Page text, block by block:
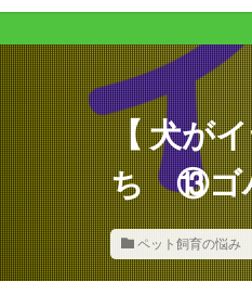
【 犬が
ち ⑬ゴ
ペット飼育の悩み